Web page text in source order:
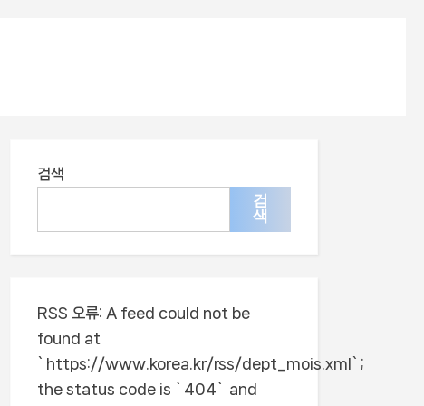
검색
검
색
RSS 오류: A feed could not be
found at
`https://www.korea.kr/rss/dept_mois.xml`;
the status code is `404` and